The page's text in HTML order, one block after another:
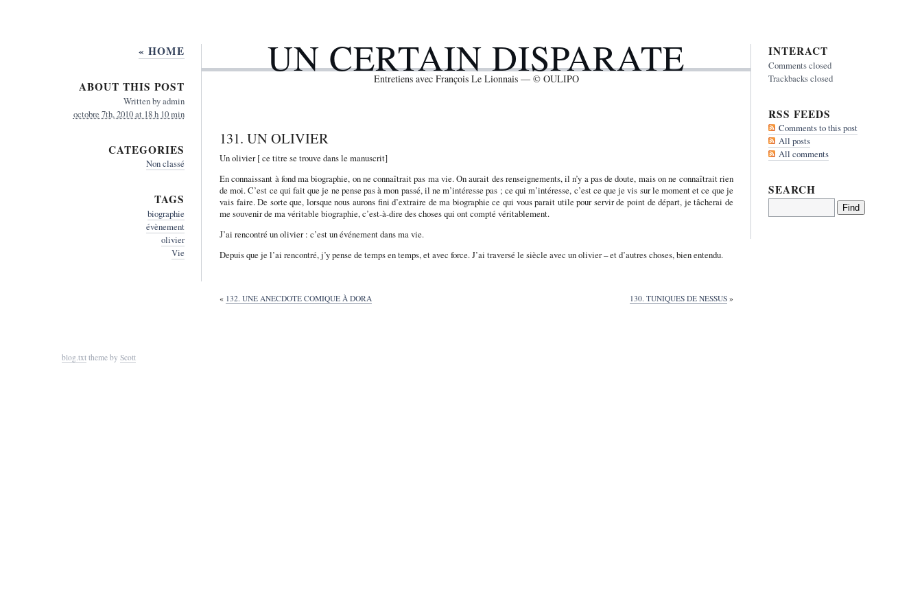
UN CERTAIN DISPARATE
Entretiens avec François Le Lionnais — © OULIPO
131. UN OLIVIER
Un olivier [ ce titre se trouve dans le manuscrit]
En connaissant à fond ma biographie, on ne connaîtrait pas ma vie. On aurait des renseignements, il n’y a pas de doute, mais on ne connaîtrait rien
de moi. C’est ce qui fait que je ne pense pas à mon passé, il ne m’intéresse pas ; ce qui m’intéresse, c’est ce que je vis sur le moment et ce que je
vais faire. De sorte que, lorsque nous aurons fini d’extraire de ma biographie ce qui vous parait utile pour servir de point de départ, je tâcherai de
me souvenir de ma véritable biographie, c’est-à-dire des choses qui ont compté véritablement.
J’ai rencontré un olivier : c’est un événement dans ma vie.
Depuis que je l’ai rencontré, j’y pense de temps en temps, et avec force. J’ai traversé le siècle avec un olivier – et d’autres choses, bien entendu.
« 132. UNE ANECDOTE COMIQUE À DORA 130. TUNIQUES DE NESSUS»
« HOME
ABOUT THIS POST
Written byadmin
octobre 7th, 2010 at 18 h 10 min
CATEGORIES
Non classé
TAGS
biographie
évènement
olivier
Vie
INTERACT
Comments closed
Trackbacks closed
RSS FEEDS
Comments to this post
All posts
All comments
SEARCH
blog.txttheme by Scott